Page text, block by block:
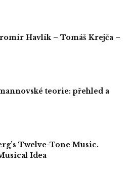
Havlík – Tomáš Krejča –
teorie: přehled a
Twelve-Tone Music.
Idea